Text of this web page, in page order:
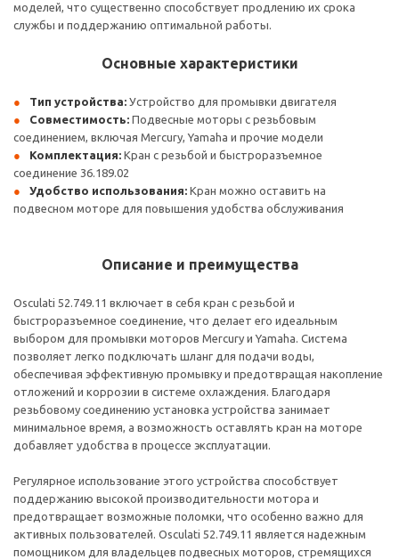
моделей, что существенно способствует продлению их срока
службы и поддержанию оптимальной работы.
Основные характеристики
Тип устройства: Устройство для промывки двигателя
Совместимость: Подвесные моторы с резьбовым
соединением, включая Mercury, Yamaha и прочие модели
Комплектация: Кран с резьбой и быстроразъемное
соединение 36.189.02
Удобство использования: Кран можно оставить на
подвесном моторе для повышения удобства обслуживания
Описание и преимущества
Osculati 52.749.11 включает в себя кран с резьбой и
быстроразъемное соединение, что делает его идеальным
выбором для промывки моторов Mercury и Yamaha. Система
позволяет легко подключать шланг для подачи воды,
обеспечивая эффективную промывку и предотвращая накопление
отложений и коррозии в системе охлаждения. Благодаря
резьбовому соединению установка устройства занимает
минимальное время, а возможность оставлять кран на моторе
добавляет удобства в процессе эксплуатации.
Регулярное использование этого устройства способствует
поддержанию высокой производительности мотора и
предотвращает возможные поломки, что особенно важно для
активных пользователей. Osculati 52.749.11 является надежным
помощником для владельцев подвесных моторов, стремящихся